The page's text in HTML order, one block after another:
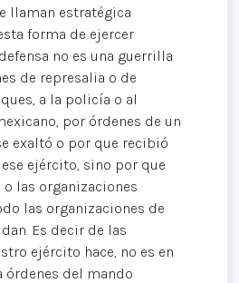
llaman estratégica
forma de ejercer
no es una guerrilla
de represalia o de
a la policía o al
por órdenes de un
exaltó o por que recibió
ejército, sino por que
las organizaciones
las organizaciones de
Es decir de las
ejército hace, no es en
órdenes del mando